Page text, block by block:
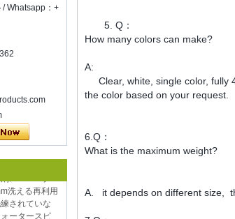
を新鮮に保
たちは気密
ルS ...
メガショー
ちらも3E-
さい！
ショーで私
IL USA。
に頑張って
/ Whatsapp：+
ツ調理器具
る環境に優
売12ピース
の台所用品
されていな
ータースピ
プテープ、
5. Q：
How many colors can make?
A:
Clear, white, single color, fully
the color based on your request.
6.Q：
What is the maximum weight?
A. it depends on different size,